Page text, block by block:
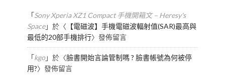
「Sony Xperia XZ1 Compact 手機開箱文 – Heresy's
Space」於〈 【電磁波】手機電磁波輻射值(SAR)最高與
最低的20部手機排行〉發佈留言
「kgo」於〈臉書開始言論管制嗎 ? 臉書帳號為何被停
用?〉發佈留言